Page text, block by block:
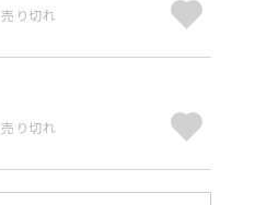
売り切れ
売り切れ